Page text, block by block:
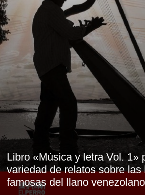
Libro «Música y letra Vol. 1»
variedad de relatos sobre las
famosas del llano venezolano